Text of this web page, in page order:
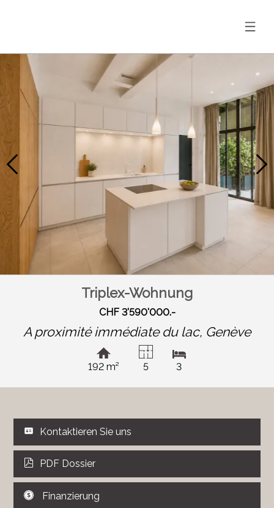
Triplex-Wohnung
CHF 3'590'000.-
A proximité immédiate du lac, Genève
192 m² 5 3
Kontaktieren Sie uns
PDF Dossier
Finanzierung